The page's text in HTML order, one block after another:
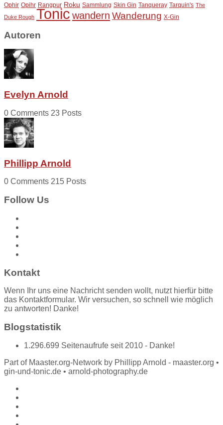
Ophir Opihr Rangpur Roku Sammlung Skin Gin Tanqueray Tarquin's The
Duke Rough Tonicwandern Wanderung X-Gin
Autoren
Evelyn Arnold
0 Comments 23 Posts
Phillipp Arnold
0 Comments 215 Posts
Follow Us
Kontakt
Wenn Ihr uns eine Nachricht senden wollt, nutzt hierfür bitte
das Kontaktformular. Wir versuchen, so schnell wie möglich
zu antworten! Danke!
Blogstatistik
1.296.699 Seitenaufrufe seit 2010 - Danke!
Part of Maaster.org-Network by Phillipp Arnold - maaster.org •
gin-und-tonic.de • arnold-photography.de